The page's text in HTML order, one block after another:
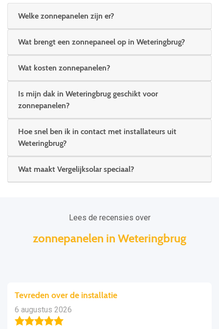
Welke zonnepanelen zijn er?
Wat brengt een zonnepaneel op in Weteringbrug?
Wat kosten zonnepanelen?
Is mijn dak in Weteringbrug geschikt voor
zonnepanelen?
Hoe snel ben ik in contact met installateurs uit
Weteringbrug?
Wat maakt Vergelijksolar speciaal?
Lees de recensies over
zonnepanelen in Weteringbrug
Tevreden over de installatie
6 augustus 2026